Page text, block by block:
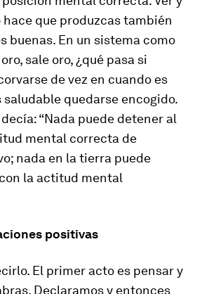
que produzcas también
buenas. En un sistema como
sale oro, ¿qué pasa si
de vez en cuando es
saludable quedarse encogido.
“Nada puede detener al
mental correcta de
nada en la tierra puede
la actitud mental
positivas
El primer acto es pensar y
Declaramos y entonces